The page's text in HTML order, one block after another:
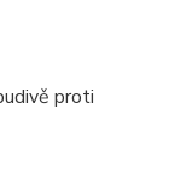
proti